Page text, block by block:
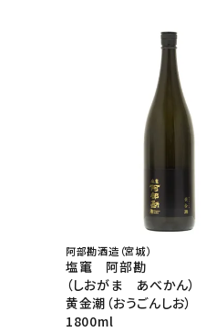
阿部勘酒造（宮城）
塩竃 阿部勘
（しおがま あべかん）
黄金潮（おうごんしお）
1800ml